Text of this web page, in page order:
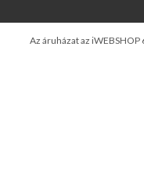
Az áruházat az